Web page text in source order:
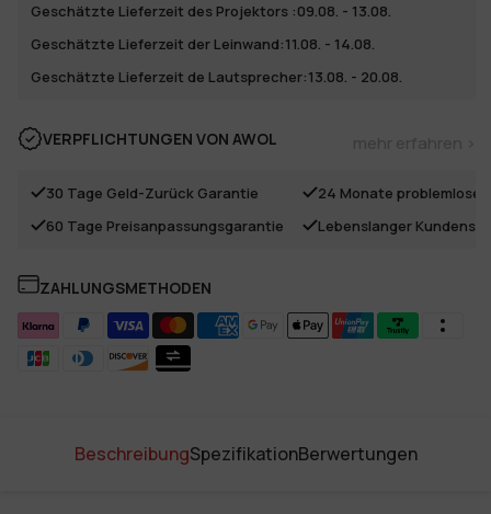
Geschätzte Lieferzeit des Projektors :09.08. - 13.08.
Geschätzte Lieferzeit der Leinwand:11.08. - 14.08.
Geschätzte Lieferzeit de Lautsprecher:13.08. - 20.08.
VERPFLICHTUNGEN VON AWOL
30 Tage Geld-Zurück Garantie
24 Monate problemlose
60 Tage Preisanpassungsgarantie
Lebenslanger
ZAHLUNGSMETHODEN
BeschreibungSpezifikationBerwertungen